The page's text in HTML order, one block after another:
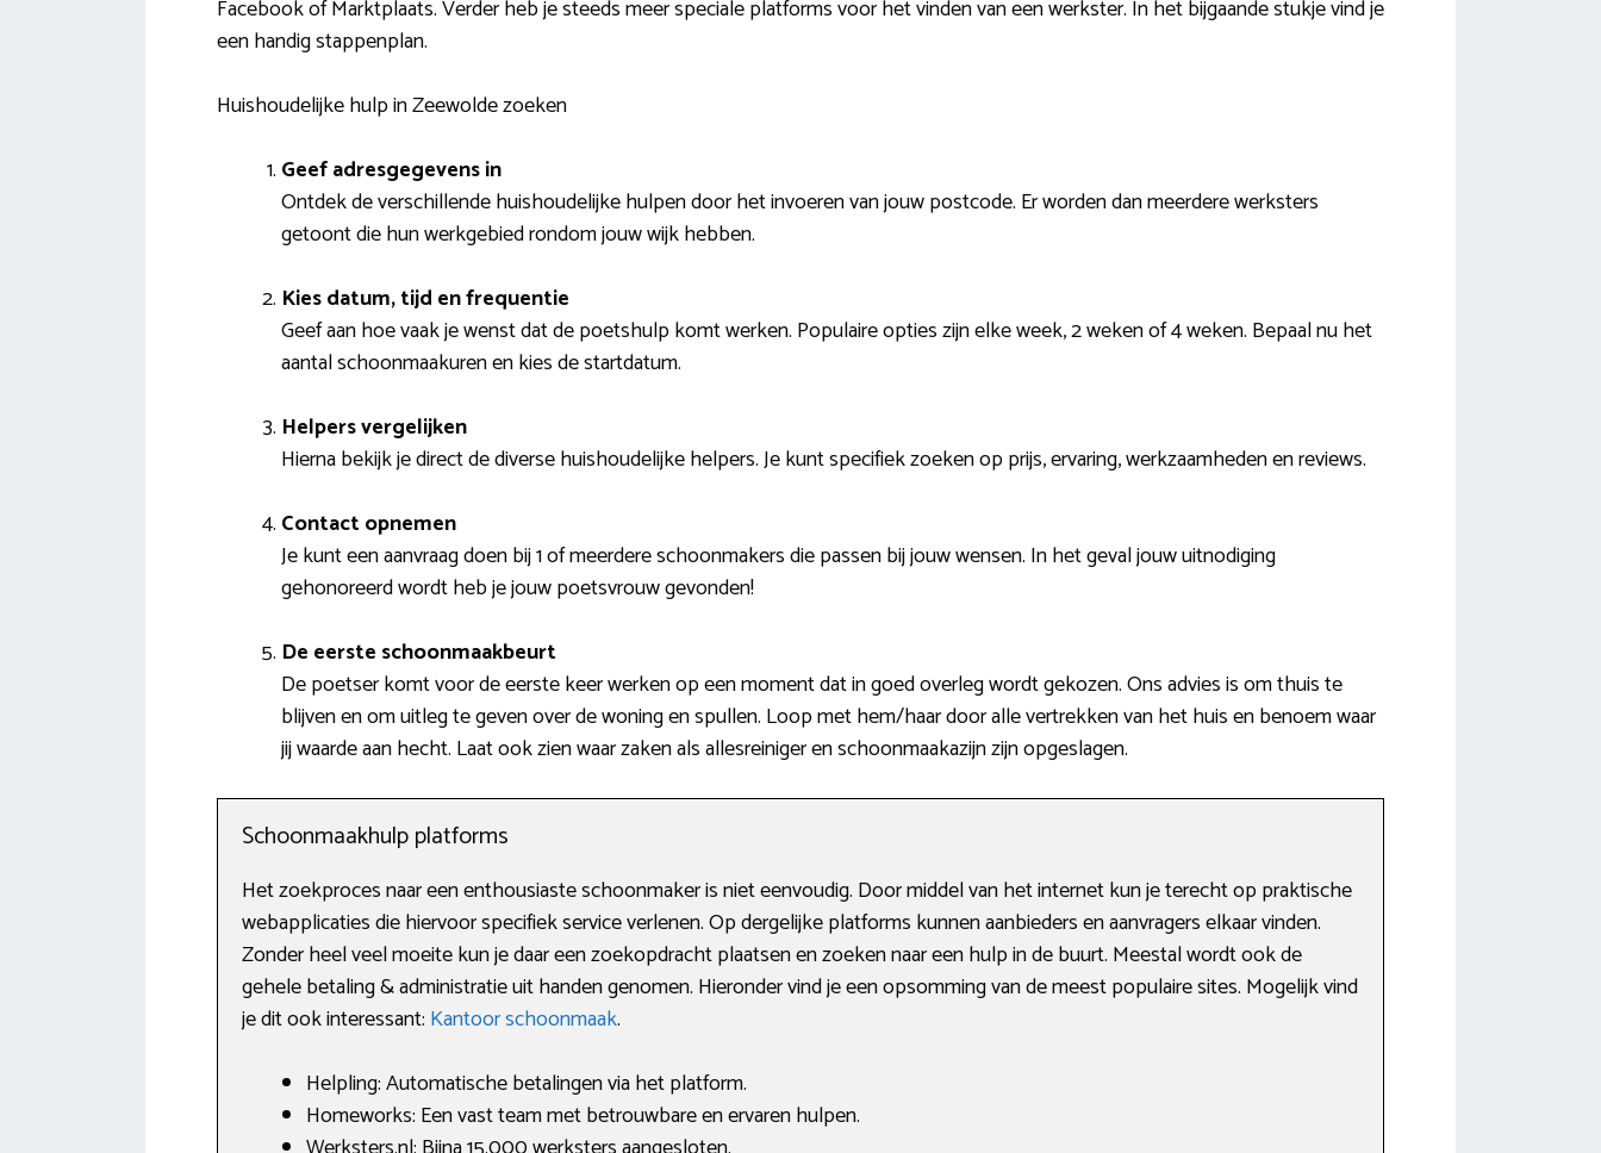
Facebook of Marktplaats. Verder heb je steeds meer speciale platforms voor het vinden van een werkster. In het bijgaande stukje vind je
een handig stappenplan.
Huishoudelijke hulp in Zeewolde zoeken
Geef adresgegevens in
Ontdek de verschillende huishoudelijke hulpen door het invoeren van jouw postcode. Er worden dan meerdere werksters
getoont die hun werkgebied rondom jouw wijk hebben.
Kies datum, tijd en frequentie
Geef aan hoe vaak je wenst dat de poetshulp komt werken. Populaire opties zijn elke week, 2 weken of 4 weken. Bepaal nu het
aantal schoonmaakuren en kies de startdatum.
Helpers vergelijken
Hierna bekijk je direct de diverse huishoudelijke helpers. Je kunt specifiek zoeken op prijs, ervaring, werkzaamheden en reviews.
Contact opnemen
Je kunt een aanvraag doen bij 1 of meerdere schoonmakers die passen bij jouw wensen. In het geval jouw uitnodiging
gehonoreerd wordt heb je jouw poetsvrouw gevonden!
De eerste schoonmaakbeurt
De poetser komt voor de eerste keer werken op een moment dat in goed overleg wordt gekozen. Ons advies is om thuis te
blijven en om uitleg te geven over de woning en spullen. Loop met hem/haar door alle vertrekken van het huis en benoem waar
jij waarde aan hecht. Laat ook zien waar zaken als allesreiniger en schoonmaakazijn zijn opgeslagen.
Schoonmaakhulp platforms
Het zoekproces naar een enthousiaste schoonmaker is niet eenvoudig. Door middel van het internet kun je terecht op praktische
webapplicaties die hiervoor specifiek service verlenen. Op dergelijke platforms kunnen aanbieders en aanvragers elkaar vinden.
Zonder heel veel moeite kun je daar een zoekopdracht plaatsen en zoeken naar een hulp in de buurt. Meestal wordt ook de
gehele betaling & administratie uit handen genomen. Hieronder vind je een opsomming van de meest populaire sites. Mogelijk vind
je dit ook interessant: Kantoor schoonmaak.
Helpling: Automatische betalingen via het platform.
Homeworks: Een vast team met betrouwbare en ervaren hulpen.